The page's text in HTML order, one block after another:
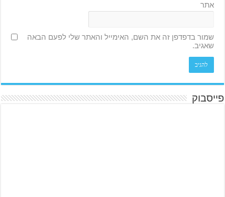
אתר
שמור בדפדפן זה את השם, האימייל והאתר שלי לפעם הבאה
שאגיב.
פייסבוק